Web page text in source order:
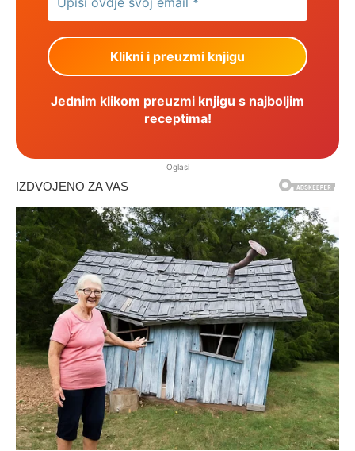
Jednim klikom preuzmi knjigu s najboljim
receptima!
Oglasi